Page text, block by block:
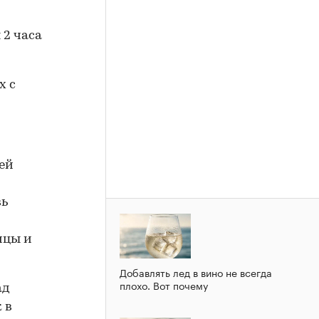
часа
с
и
в
Добавлять лед в вино не всегда
плохо. Вот почему